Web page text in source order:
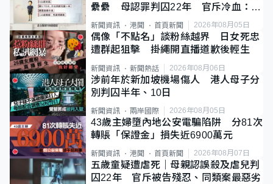
纍纍 母認罪判囚22年 官斥冷血：同
類案最惡劣
新聞資訊 港聞 首頁新聞 2026年08月05日
偶像「不點名」談粉絲越界 日女死忠
遭群起狙擊 掛繩開直播道歉後輕生
新聞資訊 新聞熱話 2026年08月06日
涉前年於新加坡機場傷人 港人母子分
別判囚半年、10日
新聞資訊 兩岸國際 2026年08月05日
43歲主婦墮內地公安電騙陷阱 分81次
轉賬「保證金」損失近6900萬元
新聞資訊 港聞 首頁新聞 2026年08月07日
五歲童疑遭虐死｜母親認誤殺及虐兒判
囚22年 官斥被告殘忍、同類案最惡劣